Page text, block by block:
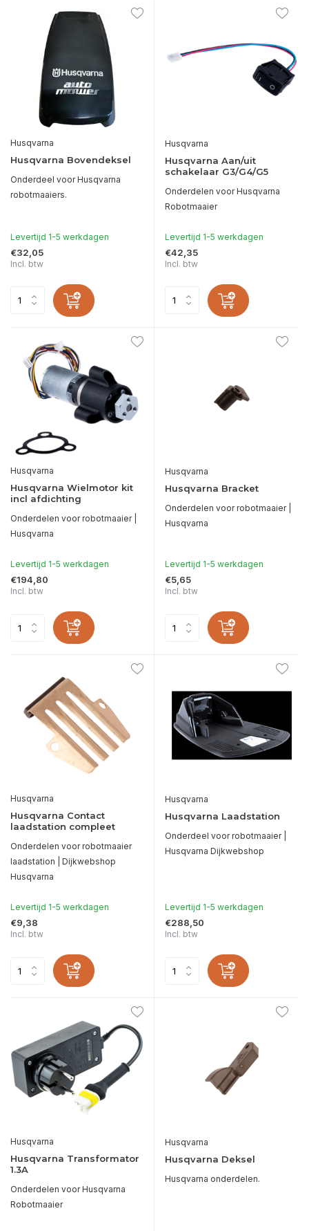
Husqvarna
Husqvarna Bovendeksel
Onderdeel voor Husqvarna
robotmaaiers.
Levertijd 1-5 werkdagen
€32,05
Incl. btw
Husqvarna
Husqvarna Aan/uit
schakelaar G3/G4/G5
Onderdelen voor Husqvarna
Robotmaaier
Levertijd 1-5 werkdagen
€42,35
Incl. btw
Husqvarna
Husqvarna Wielmotor kit
incl afdichting
Onderdelen voor robotmaaier |
Husqvarna
Levertijd 1-5 werkdagen
€194,80
Incl. btw
Husqvarna
Husqvarna Bracket
Onderdelen voor robotmaaier |
Husqvarna
Levertijd 1-5 werkdagen
€5,65
Incl. btw
Husqvarna
Husqvarna Contact
laadstation compleet
Onderdelen voor robotmaaier
laadstation | Dijkwebshop
Husqvarna
Levertijd 1-5 werkdagen
€9,38
Incl. btw
Husqvarna
Husqvarna Laadstation
Onderdeel voor robotmaaier |
Husqvarna Dijkwebshop
Levertijd 1-5 werkdagen
€288,50
Incl. btw
Husqvarna
Husqvarna Transformator
1.3A
Onderdelen voor Husqvarna
Robotmaaier
Husqvarna
Husqvarna Deksel
Husqvarna onderdelen.